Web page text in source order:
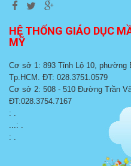
HỆ THỐNG GIÁO DỤC
MỸ
Cơ sở 1: 893 Tỉnh Lộ 10, phường
Tp.HCM. ĐT: 028.3751.0579
Cơ sở 2: 508 - 510 Đường Trần
ĐT:028.3754.7167
: .
...: .
: .